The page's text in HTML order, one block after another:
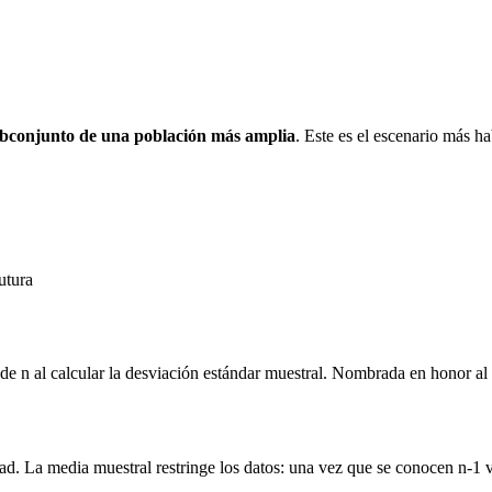
de una población más amplia. Este es el escenario más
n al calcular la desviación estándar muestral. Nombrada en honor
La media muestral restringe los datos: una vez que se conocen